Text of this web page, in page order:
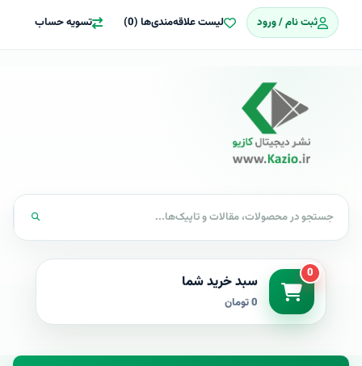
ثبت نام / ورود لیست علاقه‌مندی‌ها (0) تسویه حساب
0 سبد خرید شما
0 تومان